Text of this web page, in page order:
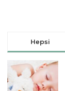
Hepsi